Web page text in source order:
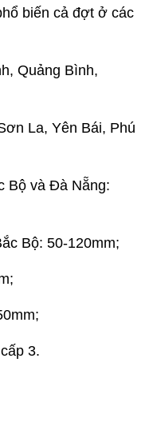
biến cả đợt ở các
Quảng Bình,
La, Yên Bái, Phú
Bộ và Đà Nẵng:
Bộ: 50-120mm;
3.